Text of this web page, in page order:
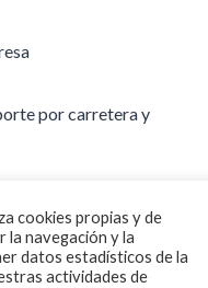
por carretera y
privacidadContacto
cookies propias y de
navegación y la
datos estadísticos de la
actividades de